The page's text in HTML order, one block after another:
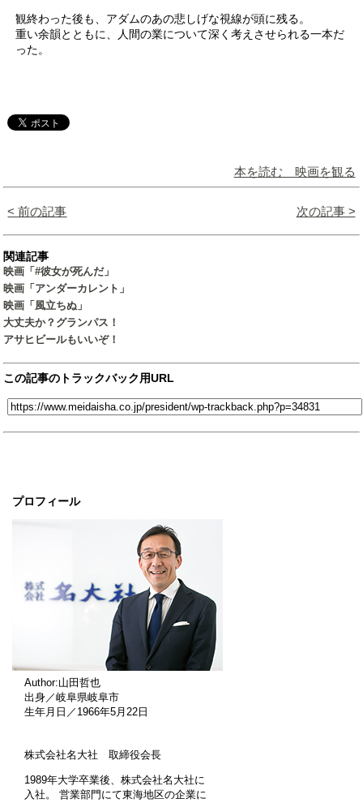
プロフィール
Author:山田哲也
出身／岐阜県岐阜市
生年月日／1966年5月22日
株式会社名大社 取締役会長
1989年大学卒業後、株式会社名大社に
入社。 営業部門にて東海地区の企業に
観終わった後も、アダムのあの悲しげな視線が頭に残る。
重い余韻とともに、人間の業について深く考えさせられる一本だ
った。
本を読む 映画を観る
< 前の記事 次の記事 >
関連記事
映画「#彼女が死んだ」
映画「アンダーカレント」
映画「風立ちぬ」
大丈夫か？グランパス！
アサヒビールもいいぞ！
この記事のトラックバック用URL